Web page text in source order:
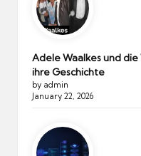
Adele Waalkes und die
ihre Geschichte
by admin
January 22, 2026